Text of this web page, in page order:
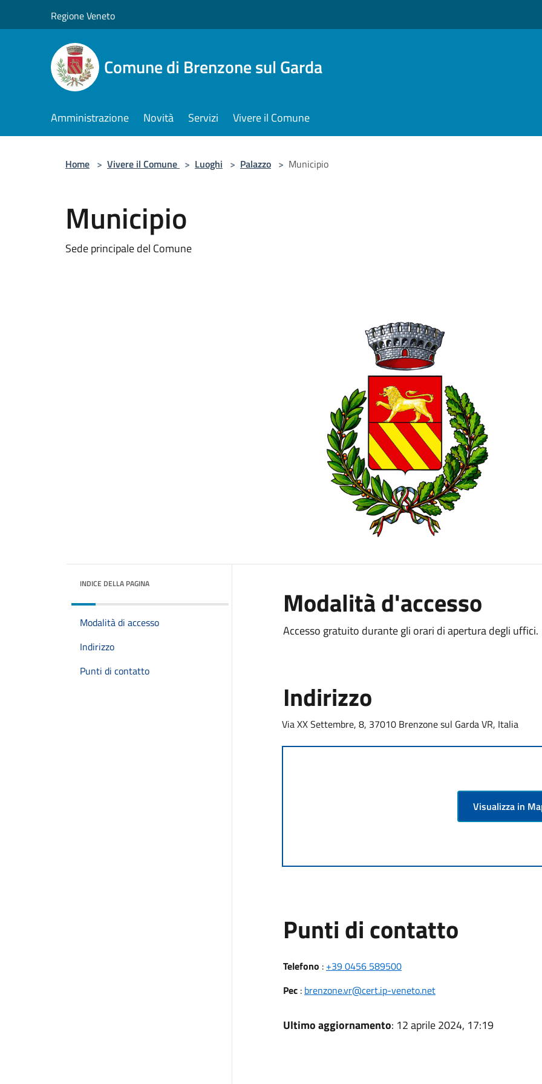
Regione Veneto
Comune di Brenzone sul Garda
Amministrazione Novità Servizi Vivere il Comune
Home > Vivere il Comune > Luoghi > Palazzo > Municipio
Municipio
Sede principale del Comune
INDICE DELLA PAGINA
Modalità di accesso
Indirizzo
Punti di contatto
Modalità d'accesso
Accesso gratuito durante gli orari di apertura degli uffici.
Indirizzo
Via XX Settembre, 8, 37010 Brenzone sul Garda VR, Italia
Visualizza in
Punti di contatto
Telefono : +39 0456 589500
Pec: brenzone.vr@cert.ip-veneto.net
Ultimo aggiornamento: 12 aprile 2024, 17:19